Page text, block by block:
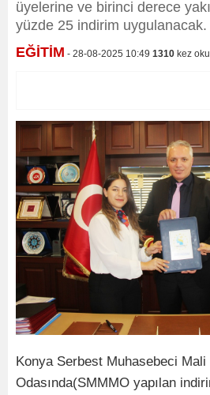
üyelerine ve birinci derece
yüzde 25 indirim uygulanacak.
EĞİTİM - 28-08-2025 10:49 1310 kez
Konya Serbest Muhasebeci
Odasında(SMMMO yapılan